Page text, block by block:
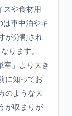
や食材用
車中泊やキ
が分割され
ります。
室」より大き
に知ってお
のような大
が収まりが